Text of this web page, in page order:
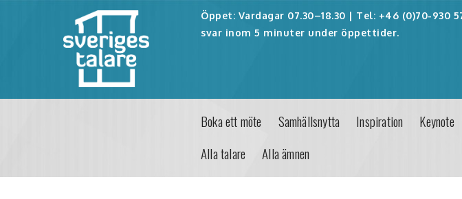
Öppet: Vardagar 07.30–18.30 | Tel: +46 (0)70-930
svar inom 5 minuter under öppettider.
Boka ett möte Samhällsnytta Inspiration Keynote
Alla talare
Alla ämnen